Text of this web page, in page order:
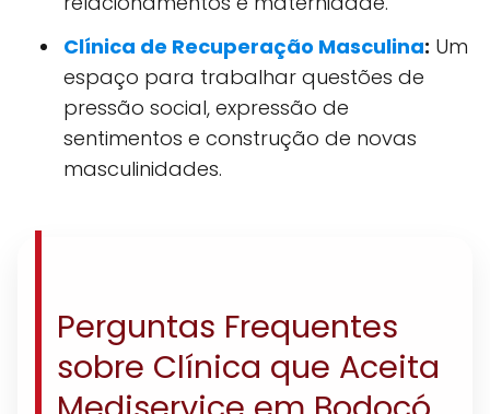
Clínica de Recuperação Masculina: Um
espaço para trabalhar questões de
pressão social, expressão de
sentimentos e construção de novas
masculinidades.
Perguntas Frequentes
sobre Clínica que Aceita